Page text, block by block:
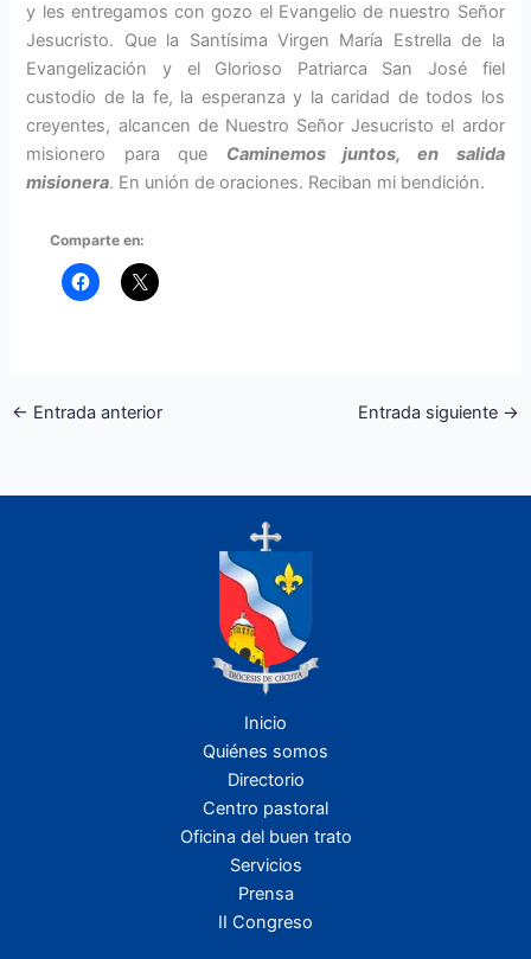
y les entregamos con gozo el Evangelio de nuestro Señor
Jesucristo. Que la Santísima Virgen María Estrella de la
Evangelización y el Glorioso Patriarca San José fiel
custodio de la fe, la esperanza y la caridad de todos los
creyentes, alcancen de Nuestro Señor Jesucristo el ardor
misionero para que Caminemos juntos, en salida
misionera. En unión de oraciones. Reciban mi bendición.
Comparte en:
← Entrada anterior Entrada siguiente →
Inicio
Quiénes somos
Directorio
Centro pastoral
Oficina del buen trato
Servicios
Prensa
II Congreso